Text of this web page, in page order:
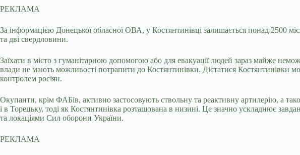
РЕКЛАМА
За інформацією Донецької обласної ОВА, у Костянтинівці залишається понад 2500
та дві свердловини.
Заїхати в місто з гуманітарною допомогою або для евакуації людей зараз майже
влади не мають можливості потрапити до Костянтинівки. Дістатися
контролем росіян.
Окупанти, крім ФАБів, активно застосовують ствольну та реактивну артилерію, а
і в Торецьку, тоді як Костянтинівка розташована в низині. Це значно ускладнює
та локаціями Сил оборони України.
РЕКЛАМА